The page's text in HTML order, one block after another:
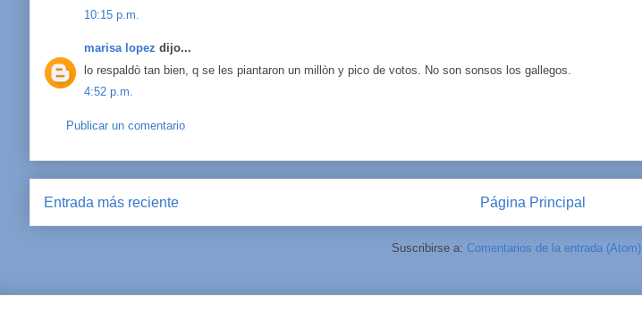
10:15 p.m.
marisa lopez dijo...
lo respaldò tan bien, q se les piantaron un millòn y pico de votos. No son sonsos los gallegos.
4:52 p.m.
Publicar un comentario
Entrada más reciente Página Principal
Suscribirse a: Comentarios de la entrada (Atom)